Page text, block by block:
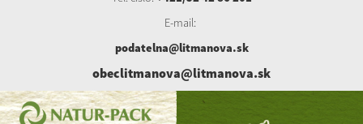
E-mail:
podatelna@litmanova.sk
obeclitmanova@litmanova.sk